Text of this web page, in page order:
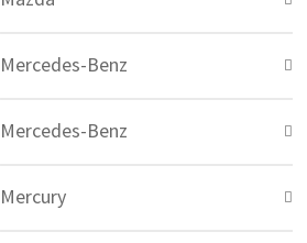
Mercedes-Benz
Mercedes-Benz
Mercury